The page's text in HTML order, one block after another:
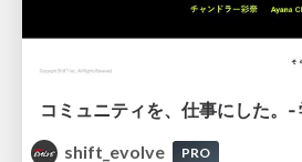
shift_evolve
PRO